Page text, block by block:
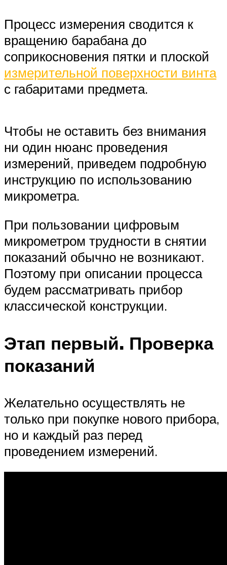
Процесс измерения сводится к
вращению барабана до
соприкосновения пятки и плоской
измерительной поверхности винта
с габаритами предмета.
Чтобы не оставить без внимания
ни один нюанс проведения
измерений, приведем подробную
инструкцию по использованию
микрометра.
При пользовании цифровым
микрометром трудности в снятии
показаний обычно не возникают.
Поэтому при описании процесса
будем рассматривать прибор
классической конструкции.
Этап первый. Проверка
показаний
Желательно осуществлять не
только при покупке нового прибора,
но и каждый раз перед
проведением измерений.